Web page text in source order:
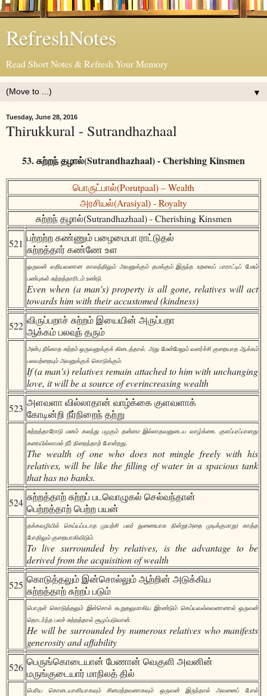
RefreshNotes
Read Short Notes & Refresh Your Memory
▼
Tuesday, June 28, 2016
Thirukkural - Sutrandhazhaal
53. சுற்றந் தழால்(Sutrandhazhaal) - Cherishing Kinsmen
பொருட்பால்(Porutpaal) – Wealth
அரசியல்(Arasiyal) - Royalty
சுற்றந் தழால்(Sutrandhazhaal) - Cherishing Kinsmen
521 பற்றற்ற கண்ணும் பழைமைபா ராட்டுதல்
சுற்றத்தார் கண்ணே உள
ஒருவன் வறியவனான காலத்திலும் அவனுக்கும் தமக்கும் இருந்த உறவைப் பாராட்டிப் பேசும்
பண்புகள் சுற்றத்தாரிடம் உண்டு.
Even when (a man's) property is all gone, relatives will act
towards him with their accustomed (kindness)
522 விருப்பறாச் சுற்றம் இயையின் அருப்பறா
ஆக்கம் பலவுந் தரும்
அன்பு நீங்காத சுற்றம் ஒருவனுக்குக் கிடைத்தால், அது மேன்மேலும் வளர்ச்சி குறையாத ஆக்கம்
பலவற்றையும் அவனுக்குக் கொடுக்கும்.
If (a man's) relatives remain attached to him with unchanging
love, it will be a source of everincreasing wealth
523 அளவளா வில்லாதான் வாழ்க்கை குளவளாக்
கோடின்றி நீர்நிறைந் தற்று
சுற்றத்தாரோடு மனம் கலந்து பழகும் தன்மை இல்லாதவனுடைய வாழ்க்கை, குளப்பரப்பானது
கரையில்லாமல் நீர் நிறைந்தாற் போன்றது.
The wealth of one who does not mingle freely with his
relatives, will be like the filling of water in a spacious tank
that has no banks.
524 சுற்றத்தாற் சுற்றப் படவொழுகல் செல்வந்தான்
பெற்றத்தாற் பெற்ற பயன்
தக்கவழியில் செய்யப்படாத முயற்சி பலர் துணையாக நின்று(அதை முடிக்குமாறு) காத்த
போதிலும் குறையாகிவிடும்.
To live surrounded by relatives, is the advantage to be
derived from the acquisition of wealth
525 கொடுத்தலும் இன்சொல்லும் ஆற்றின் அடுக்கிய
சுற்றத்தாற் சுற்றப் படும்
பொருள் கொடுத்தலும் இன்சொல் கூறுதலுமாகிய இரண்டும் செய்யவல்லவனானால் ஒருவன்
தொடர்ந்த பலச் சுற்றத்தால் சூழப்படுவான்.
He will be surrounded by numerous relatives who manifests
generosity and affability
526 பெருங்கொடையான் பேணான் வெகுளி அவனின்
மருங்குடையார் மாநிலத் தில்
பெரிய கொடையாளியாகவும் சினமற்றவனாகவும் ஒருவன் இருந்தால் அவனைப் போல்